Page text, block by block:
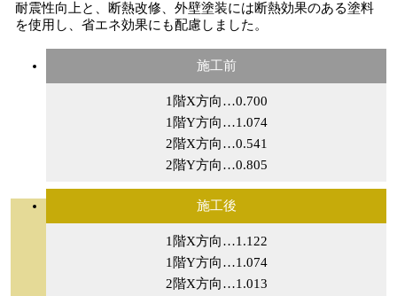
耐震性向上と、断熱改修、外壁塗装には断熱効果のある塗料
を使用し、省エネ効果にも配慮しました。
施工前
1階X方向…0.700
1階Y方向…1.074
2階X方向…0.541
2階Y方向…0.805
施工後
1階X方向…1.122
1階Y方向…1.074
2階X方向…1.013